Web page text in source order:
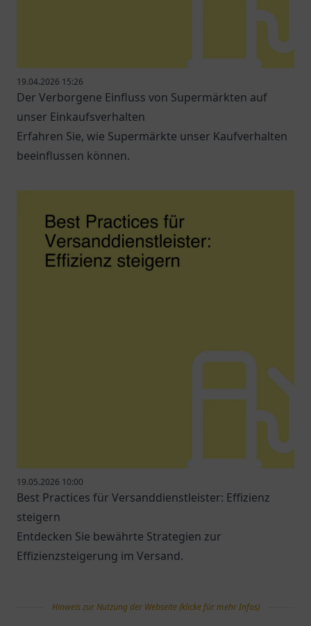
19.04.2026 15:26
Der Verborgene Einfluss von Supermärkten auf
unser Einkaufsverhalten
Erfahren Sie, wie Supermärkte unser Kaufverhalten
beeinflussen können.
19.05.2026 10:00
Best Practices für Versanddienstleister: Effizienz
steigern
Entdecken Sie bewährte Strategien zur
Effizienzsteigerung im Versand.
Hinweis zur Nutzung der Webseite (klicke für mehr Infos)